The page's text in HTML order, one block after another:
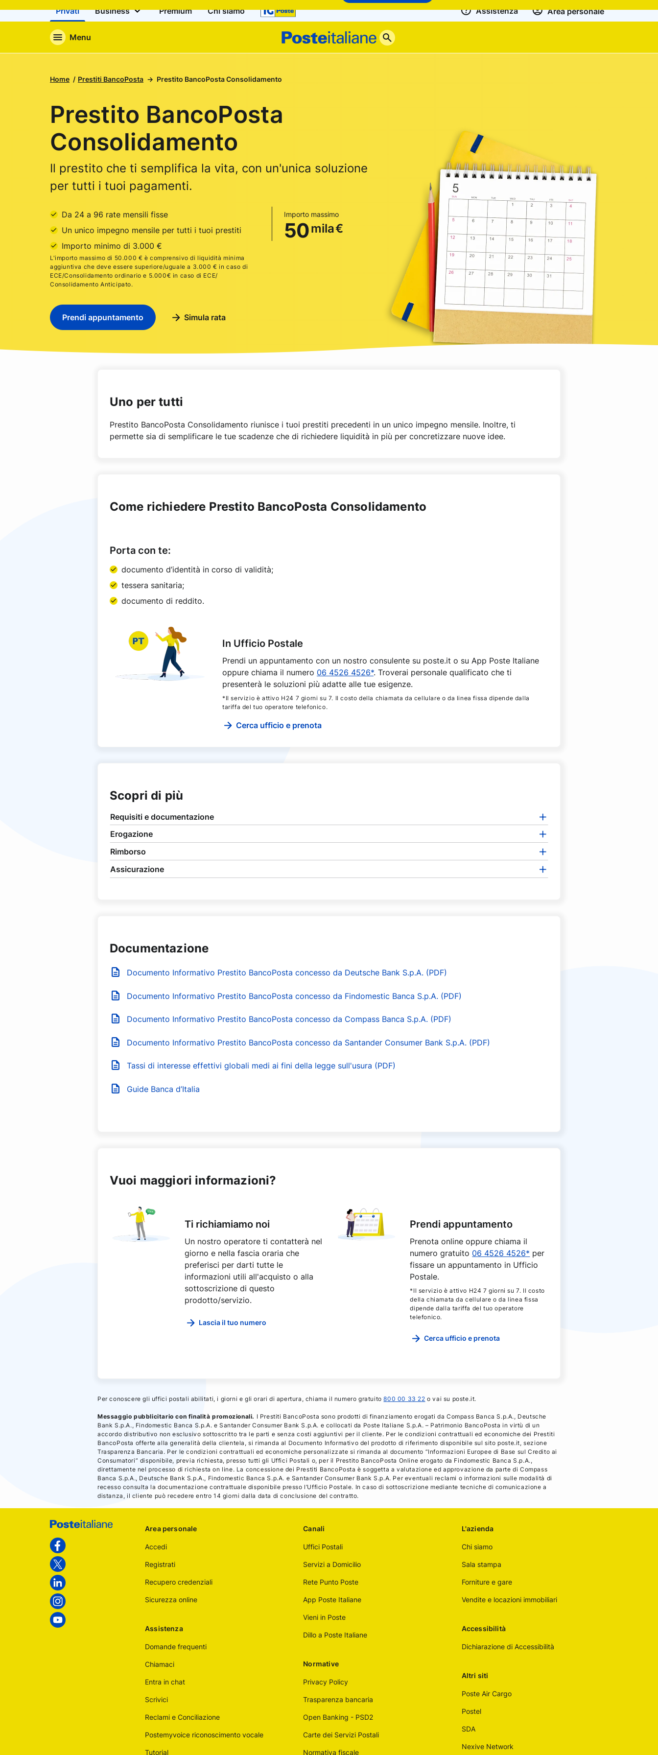
Privati Business Premium Chi siamo Assistenza Area personale
Menu
Poste
Italiane
Home Prestiti BancoPosta Prestito BancoPosta Consolidamento
Prestito BancoPosta
Consolidamento
Il prestito che ti semplifica la vita, con un'unica soluzione
per tutti i tuoi pagamenti.
Da 24 a 96 rate mensili fisse
Un unico impegno mensile per tutti i tuoi prestiti
Importo minimo di 3.000 €
L'importo massimo di 50.000 € è comprensivo di liquidità minima
aggiuntiva che deve essere superiore/uguale a 3.000 € in caso di
ECE/Consolidamento ordinario e 5.000€ in caso di ECE/
Consolidamento Anticipato.
Importo massimo
50mila€
Prendi appuntamento Simula rata
Uno per tutti
Prestito BancoPosta Consolidamento riunisce i tuoi prestiti precedenti in un unico impegno mensile. Inoltre, ti
permette sia di semplificare le tue scadenze che di richiedere liquidità in più per concretizzare nuove idee.
Come richiedere Prestito BancoPosta Consolidamento
Porta con te:
documento d’identità in corso di validità;
tessera sanitaria;
documento di reddito.
In Ufficio Postale
Prendi un appuntamento con un nostro consulente su poste.it o su App Poste Italiane
oppure chiama il numero 06 4526 4526*. Troverai personale qualificato che ti
presenterà le soluzioni più adatte alle tue esigenze.
*Il servizio è attivo H24 7 giorni su 7. Il costo della chiamata da cellulare o da linea fissa dipende dalla
tariffa del tuo operatore telefonico.
Cerca ufficio e prenota
Scopri di più
Requisiti e documentazione
Erogazione
Rimborso
Assicurazione
Documentazione
Documento Informativo Prestito BancoPosta concesso da Deutsche Bank S.p.A. (PDF)
Documento Informativo Prestito BancoPosta concesso da Findomestic Banca S.p.A. (PDF)
Documento Informativo Prestito BancoPosta concesso da Compass Banca S.p.A. (PDF)
Documento Informativo Prestito BancoPosta concesso da Santander Consumer Bank S.p.A. (PDF)
Tassi di interesse effettivi globali medi ai fini della legge sull'usura (PDF)
Guide Banca d’Italia
Vuoi maggiori informazioni?
Ti richiamiamo noi
Un nostro operatore ti contatterà nel
giorno e nella fascia oraria che
preferisci per darti tutte le
informazioni utili all'acquisto o alla
sottoscrizione di questo
prodotto/servizio.
Lascia il tuo numero
Prendi appuntamento
Prenota online oppure chiama il
numero gratuito 06 4526 4526* per
fissare un appuntamento in Ufficio
Postale.
*Il servizio è attivo H24 7 giorni su 7. Il costo
della chiamata da cellulare o da linea fissa
dipende dalla tariffa del tuo operatore
telefonico.
Cerca ufficio e prenota
Per conoscere gli uffici postali abilitati, i giorni e gli orari di apertura, chiama il numero gratuito800 00 33 22 o vai su poste.it.
Messaggio pubblicitario con finalità promozionali. I Prestiti BancoPosta sono prodotti di finanziamento erogati da Compass Banca S.p.A., Deutsche
Bank S.p.A., Findomestic Banca S.p.A. e Santander Consumer Bank S.p.A. e collocati da Poste Italiane S.p.A. – Patrimonio BancoPosta in virtù di un
accordo distributivo non esclusivo sottoscritto tra le parti e senza costi aggiuntivi per il cliente. Per le condizioni contrattuali ed economiche dei Prestiti
BancoPosta offerte alla generalità della clientela, si rimanda al Documento Informativo del prodotto di riferimento disponibile sul sito poste.it, sezione
Trasparenza Bancaria. Per le condizioni contrattuali ed economiche personalizzate si rimanda al documento “Informazioni Europee di Base sul Credito ai
Consumatori” disponibile, previa richiesta, presso tutti gli Uffici Postali o, per il Prestito BancoPosta Online erogato da Findomestic Banca S.p.A.,
direttamente nel processo di richiesta on line. La concessione dei Prestiti BancoPosta è soggetta a valutazione ed approvazione da parte di Compass
Banca S.p.A., Deutsche Bank S.p.A., Findomestic Banca S.p.A. e Santander Consumer Bank S.p.A. Per eventuali reclami o informazioni sulle modalità di
recesso consulta la documentazione contrattuale disponibile presso l’Ufficio Postale. In caso di sottoscrizione mediante tecniche di comunicazione a
distanza, il cliente può recedere entro 14 giorni dalla data di conclusione del contratto.
Footer
Poste
Italiane
Area personale
Accedi
Registrati
Recupero credenziali
Sicurezza online
Assistenza
Domande frequenti
Chiamaci
Entra in chat
Scrivici
Reclami e Conciliazione
Postemyvoice riconoscimento vocale
Tutorial
Canali
Uffici Postali
Servizi a Domicilio
Rete Punto Poste
App Poste Italiane
Vieni in Poste
Dillo a Poste Italiane
Normative
Privacy Policy
Trasparenza bancaria
Open Banking - PSD2
Carte dei Servizi Postali
Normativa fiscale
L'azienda
Chi siamo
Sala stampa
Forniture e gare
Vendite e locazioni immobiliari
Accessibilità
Dichiarazione di Accessibilità
Altri siti
Poste Air Cargo
Postel
SDA
Nexive Network